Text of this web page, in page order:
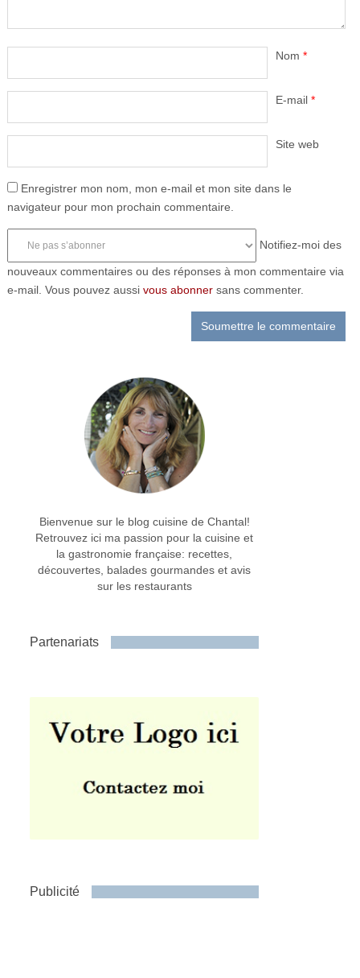
Nom *
E-mail *
Site web
Enregistrer mon nom, mon e-mail et mon site dans le
navigateur pour mon prochain commentaire.
Notifiez-moi des
nouveaux commentaires ou des réponses à mon commentaire via
e-mail. Vous pouvez aussi vous abonnersans commenter.
Bienvenue sur le blog cuisine de Chantal!
Retrouvez ici ma passion pour la cuisine et
la gastronomie française: recettes,
découvertes, balades gourmandes et avis
sur les restaurants
Partenariats
Publicité